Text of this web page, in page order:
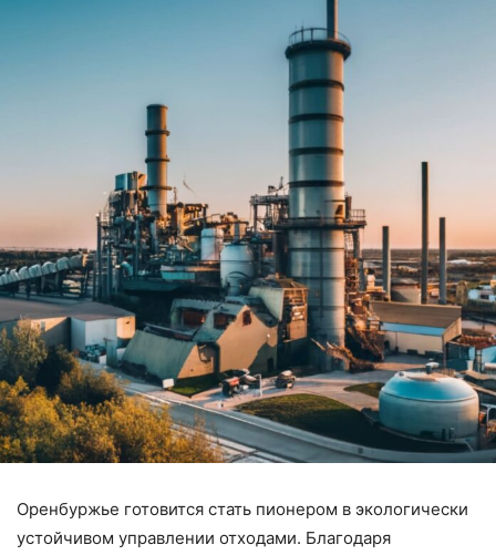
Оренбуржье готовится стать пионером в экологически
устойчивом управлении отходами. Благодаря